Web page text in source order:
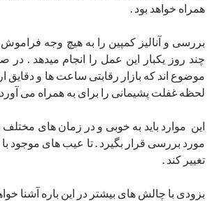
همراه خواهد بود .
بررسی و آنالیز کمپین را به هیچ وجه فراموش
چند روز یکبار این عمل را انجام میدهد . در
موضوع اند که بازار رقابتی ساعت ها و دقایق
لحظه غفلت پشیمانی را برای به همراه می
این موارد باید به خوبی و در زمان های مختلف
مورد بررسی قرار بگیرد . تا عیب های موجود
تغییر کند .
بزودی با چالش های بیشتر در این باره آشنا